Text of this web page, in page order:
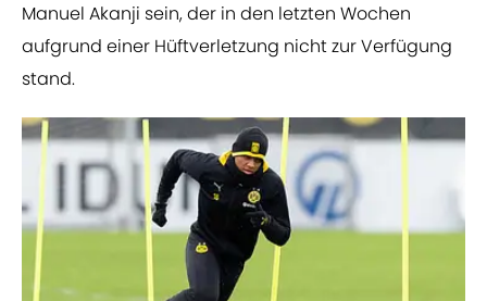
Manuel Akanji sein, der in den letzten Wochen
aufgrund einer Hüftverletzung nicht zur Verfügung
stand.